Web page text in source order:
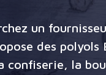
un
des
confiserie, la